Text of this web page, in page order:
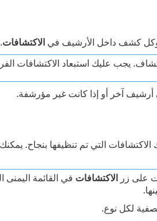
وكل كشف داخل الأرشيف في الاكتشافات.
يجب عليك استبعاد الاكتشافات
أرشيف آخر أو إذا كانت غير مؤرشفة.
التي تم تنظيفها بنجاح.
على زر الاكتشافات في القائمة اليمنى
لكل نوع.